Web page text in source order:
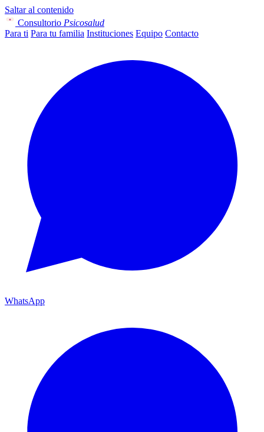
Saltar al contenido
Consultorio Psicosalud
Para ti Para tu familia Instituciones Equipo Contacto
WhatsApp